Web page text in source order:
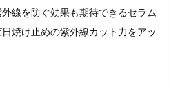
線を防ぐ効果も期待できるセラム
焼け止めの紫外線カット力をアッ